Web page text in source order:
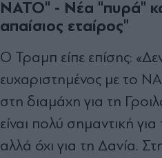
ΝΑΤΟ" - Νέα "πυρά"
απαίσιος εταίρος"
Ο Τραμπ είπε επίσης:
ευχαριστημένος με το
στη διαμάχη για τη
είναι πολύ σημαντική για
αλλά όχι για τη Δανία.